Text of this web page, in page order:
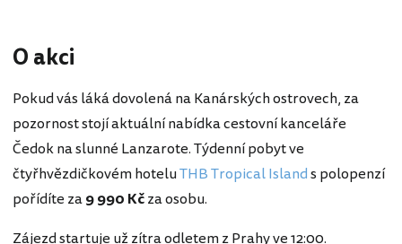
O akci
Pokud vás láká dovolená na Kanárských ostrovech, za
pozornost stojí aktuální nabídka cestovní kanceláře
Čedok na slunné Lanzarote. Týdenní pobyt ve
čtyřhvězdičkovém hoteluTHB Tropical Islands polopenzí
pořídíte za9 990 Kčza osobu.
Zájezd startuje už zítra odletem z Prahy ve 12:00.